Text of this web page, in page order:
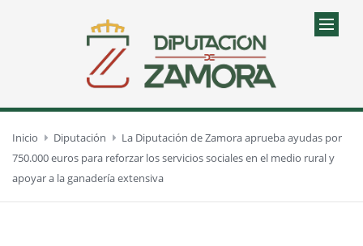
Inicio Diputación
La Diputación de Zamora aprueba ayudas por
750.000 euros para reforzar los servicios sociales en el medio rural y
apoyar a la ganadería extensiva